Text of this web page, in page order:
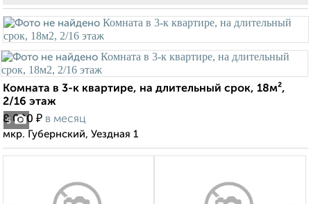
5
Комната в 3-к квартире, на длительный срок, 18м²,
2/16 этаж
8 000 ₽ в месяц
мкр. Губернский, Уездная 1